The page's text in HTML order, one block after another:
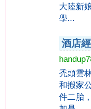
大陸新
學...
酒店
禿頭雲
和搬家
件二胎